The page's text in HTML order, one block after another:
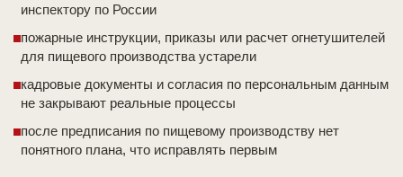
инспектору по России
пожарные инструкции, приказы или расчет огнетушителей
для пищевого производства устарели
кадровые документы и согласия по персональным данным
не закрывают реальные процессы
после предписания по пищевому производству нет
понятного плана, что исправлять первым